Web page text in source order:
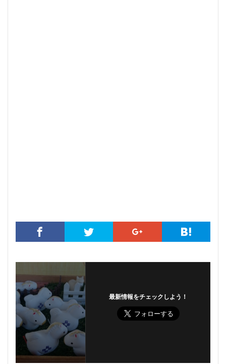
最新情報をチェックしよう！